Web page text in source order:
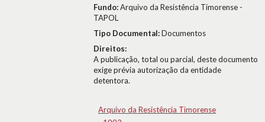
Fundo:Arquivo da Resistência Timorense -
TAPOL
Tipo Documental:Documentos
Direitos:
A publicação, total ou parcial, deste documento
exige prévia autorização da entidade
detentora.
Arquivo da Resistência Timorense